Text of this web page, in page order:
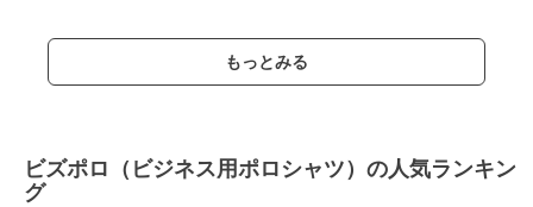
もっとみる
ビズポロ（ビジネス用ポロシャツ）の人気ランキン
グ